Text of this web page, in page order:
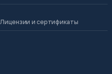
Лицензии и сертификаты